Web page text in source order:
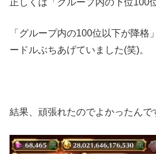
正しくは「グループ内の下位100
「グループ内の100位以下が降格
ードルぶちあげていました(笑)。
結果、頑張れたのでよかったんで